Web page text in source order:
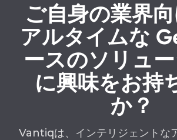
ご自身の業界
アルタイムな
ースのソリュ
に興味をお持
か？
Vantiqは、インテリジェントな